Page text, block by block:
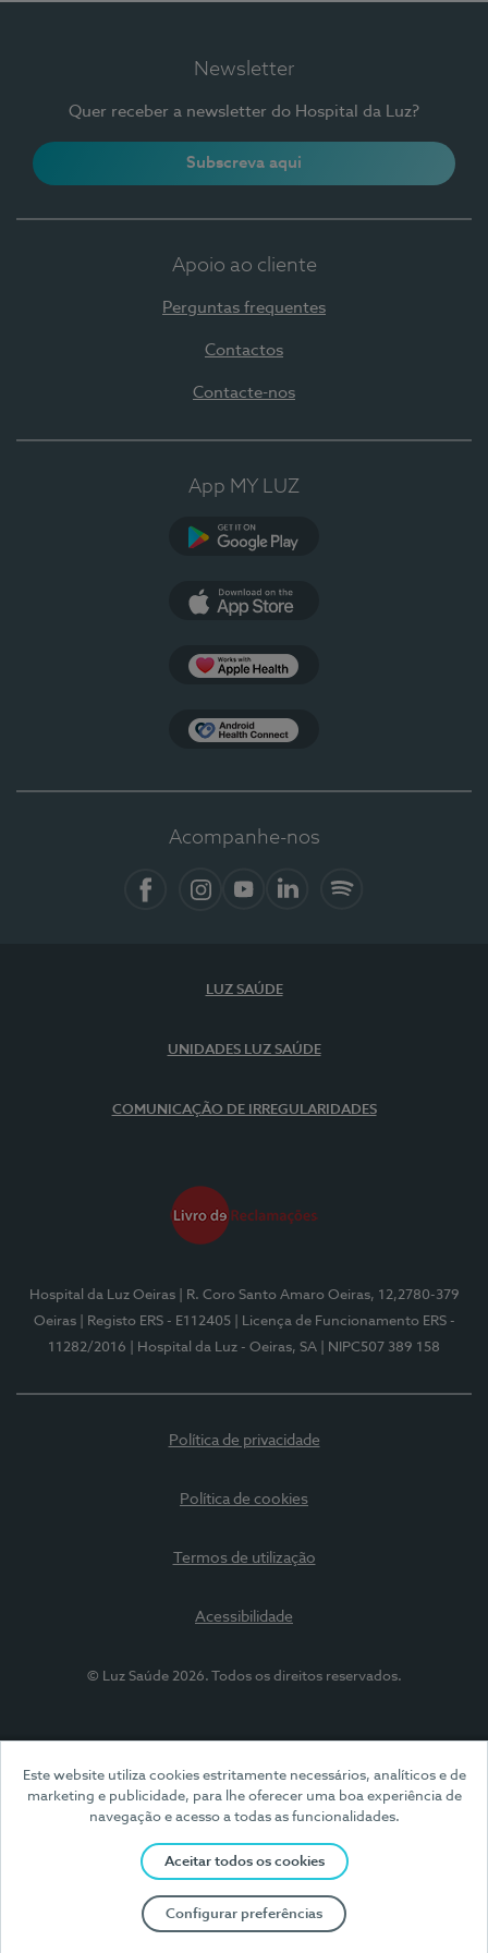
Este website utiliza cookies estritamente necessários, analíticos e de
marketing e publicidade, para lhe oferecer uma boa experiência de
navegação e acesso a todas as funcionalidades.
Aceitar todos os cookies
Configurar preferências
Newsletter
Quer receber a newsletter do Hospital da Luz?
Subscreva aqui
Apoio ao cliente
Perguntas frequentes
Contactos
Contacte-nos
App MY LUZ
Acompanhe-nos
LUZ SAÚDE
UNIDADES LUZ SAÚDE
COMUNICAÇÃO DE IRREGULARIDADES
Hospital da Luz Oeiras
| R. Coro Santo Amaro Oeiras, 12,2780-379
Oeiras
| Registo ERS - E112405
| Licença de Funcionamento ERS -
11282/2016
| Hospital da Luz - Oeiras, SA | NIPC507 389 158
Política de privacidade
Política de cookies
Termos de utilização
Acessibilidade
© Luz Saúde 2026. Todos os direitos reservados.